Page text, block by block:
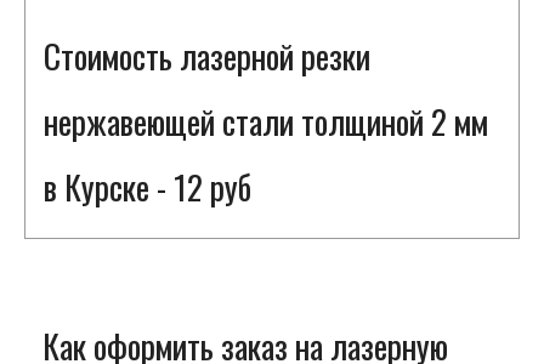
Стоимость лазерной резки
нержавеющей стали толщиной 2 мм
в Курске - 12 руб
Как оформить заказ на лазерную